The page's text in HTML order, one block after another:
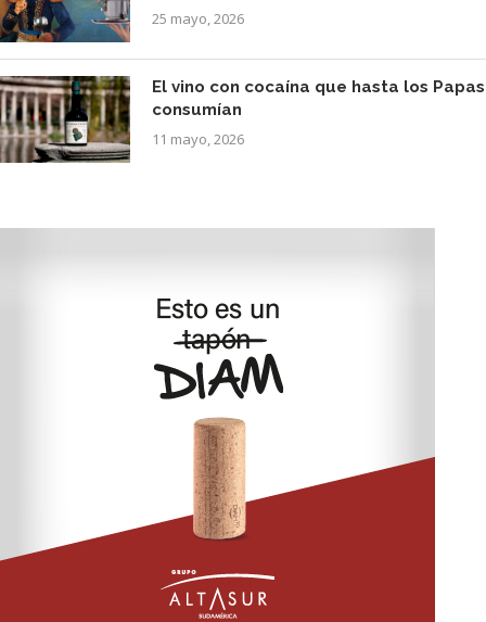
25 mayo, 2026
El vino con cocaína que hasta los Papas
consumían
11 mayo, 2026